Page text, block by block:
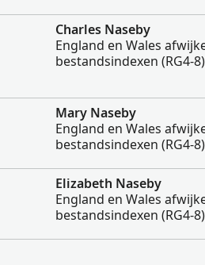
Charles Naseby
England en Wales
bestandsindexen (RG4-
Mary Naseby
England en Wales
bestandsindexen (RG4-
Elizabeth Naseby
England en Wales
bestandsindexen (RG4-